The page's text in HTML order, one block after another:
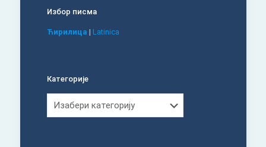
Избор писма
Ћирилица | Latinica
Категорије